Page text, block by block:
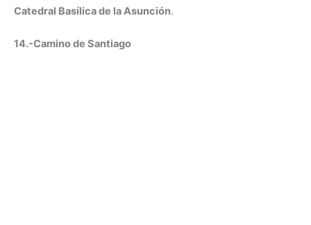
Catedral Basílica de la Asunción.
14.-Camino de Santiago